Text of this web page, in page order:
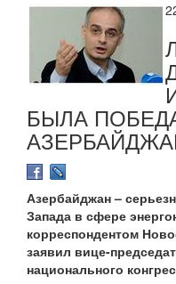
БЫЛА
Азербайджан –
Запада в сфере
корреспондентом
заявил вице-
национального